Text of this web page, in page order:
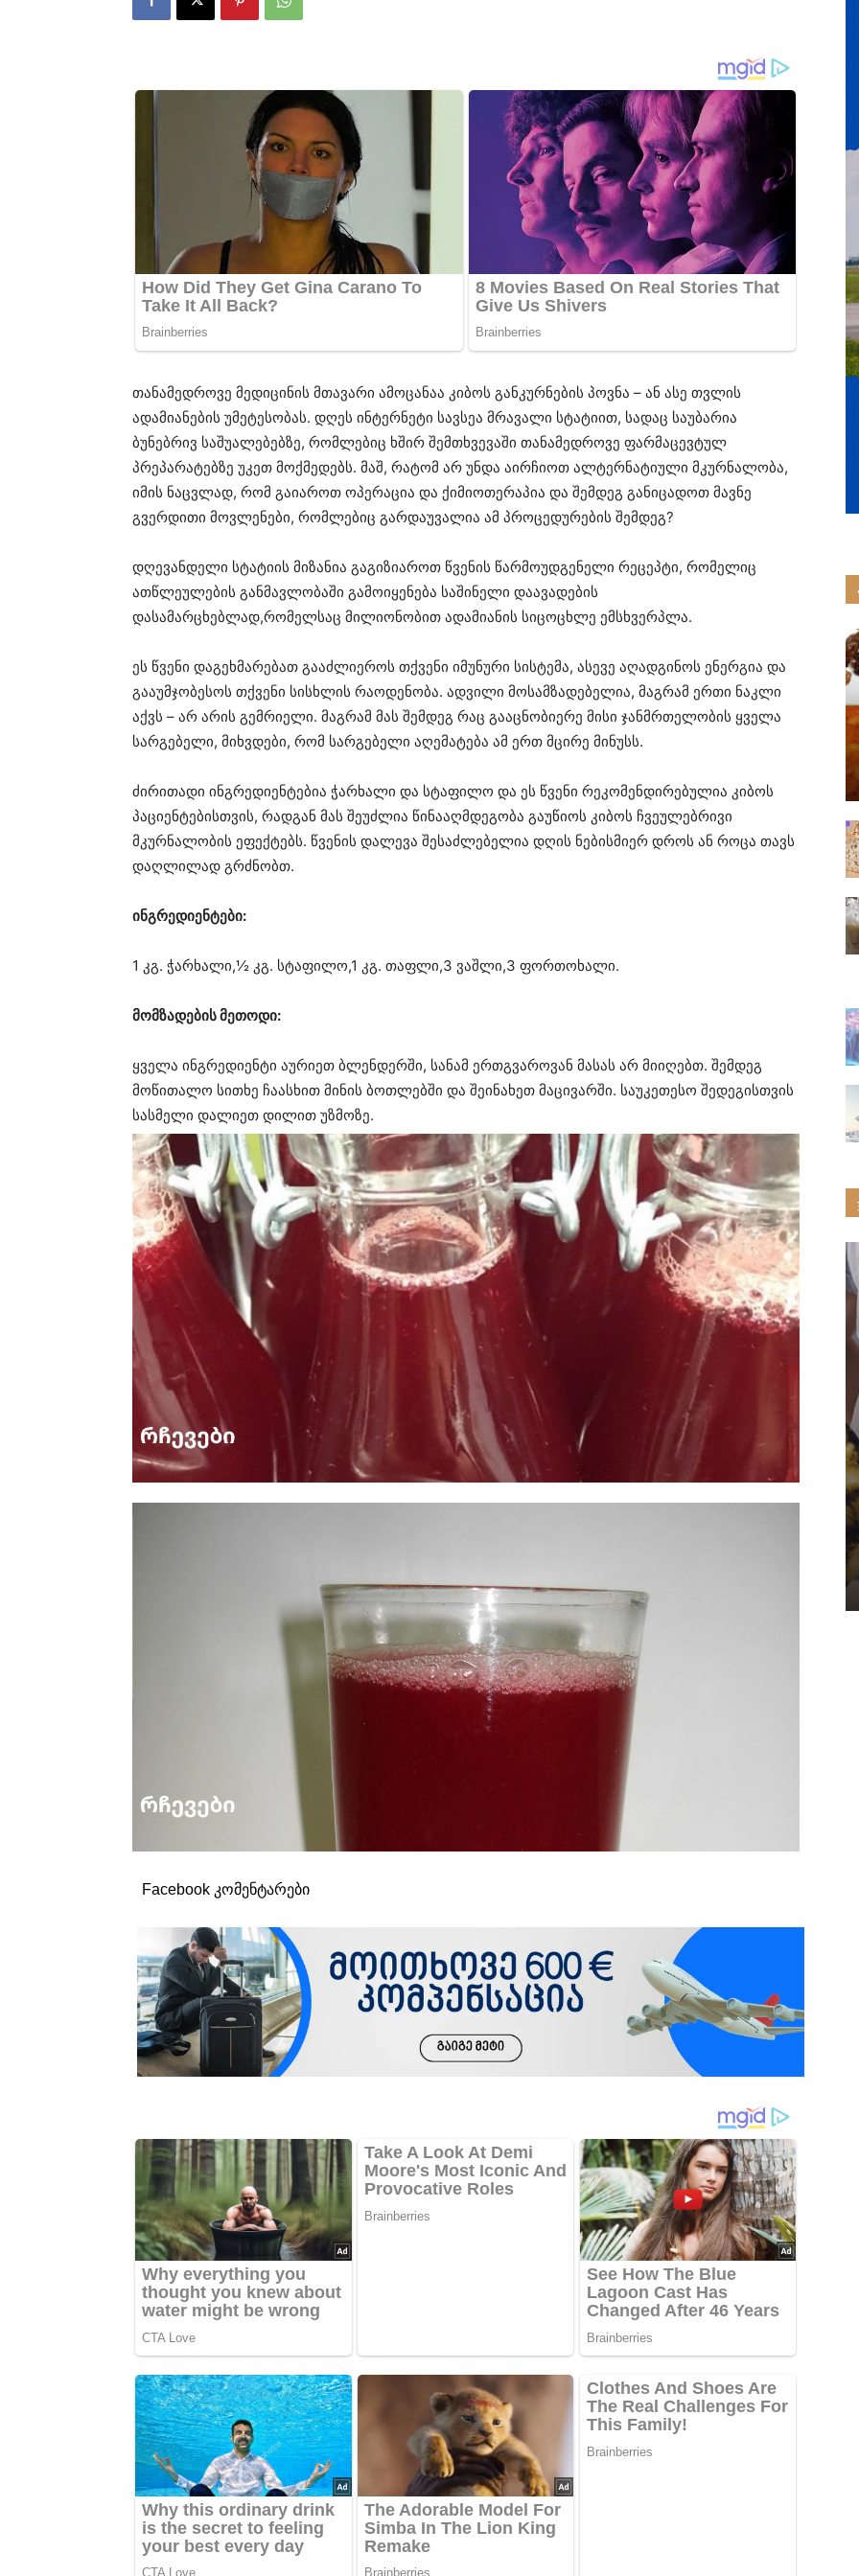
თანამედროვე მედიცინის მთავარი ამოცანაა კიბოს განკურნების პოვნა – ან ასე თვლის
ადამიანების უმეტესობას. დღეს ინტერნეტი სავსეა მრავალი სტატიით, სადაც საუბარია
ბუნებრივ საშუალებებზე, რომლებიც ხშირ შემთხვევაში თანამედროვე ფარმაცევტულ
პრეპარატებზე უკეთ მოქმედებს. მაშ, რატომ არ უნდა აირჩიოთ ალტერნატიული მკურნალობა,
იმის ნაცვლად, რომ გაიაროთ ოპერაცია და ქიმიოთერაპია და შემდეგ განიცადოთ მავნე
გვერდითი მოვლენები, რომლებიც გარდაუვალია ამ პროცედურების შემდეგ?
დღევანდელი სტატიის მიზანია გაგიზიაროთ წვენის წარმოუდგენელი რეცეპტი, რომელიც
ათწლეულების განმავლობაში გამოიყენება საშინელი დაავადების
დასამარცხებლად,რომელსაც მილიონობით ადამიანის სიცოცხლე ემსხვერპლა.
ეს წვენი დაგეხმარებათ გააძლიეროს თქვენი იმუნური სისტემა, ასევე აღადგინოს ენერგია და
გააუმჯობესოს თქვენი სისხლის რაოდენობა. ადვილი მოსამზადებელია, მაგრამ ერთი ნაკლი
აქვს – არ არის გემრიელი. მაგრამ მას შემდეგ რაც გააცნობიერე მისი ჯანმრთელობის ყველა
სარგებელი, მიხვდები, რომ სარგებელი აღემატება ამ ერთ მცირე მინუსს.
ძირითადი ინგრედიენტებია ჭარხალი და სტაფილო და ეს წვენი რეკომენდირებულია კიბოს
პაციენტებისთვის, რადგან მას შეუძლია წინააღმდეგობა გაუწიოს კიბოს ჩვეულებრივი
მკურნალობის ეფექტებს. წვენის დალევა შესაძლებელია დღის ნებისმიერ დროს ან როცა თავს
დაღლილად გრძნობთ.
ინგრედიენტები:
1 კგ. ჭარხალი,½ კგ. სტაფილო,1 კგ. თაფლი,3 ვაშლი,3 ფორთოხალი.
მომზადების მეთოდი:
ყველა ინგრედიენტი აურიეთ ბლენდერში, სანამ ერთგვაროვან მასას არ მიიღებთ. შემდეგ
მოწითალო სითხე ჩაასხით მინის ბოთლებში და შეინახეთ მაცივარში. საუკეთესო შედეგისთვის
სასმელი დალიეთ დილით უზმოზე.
Facebook კომენტარები